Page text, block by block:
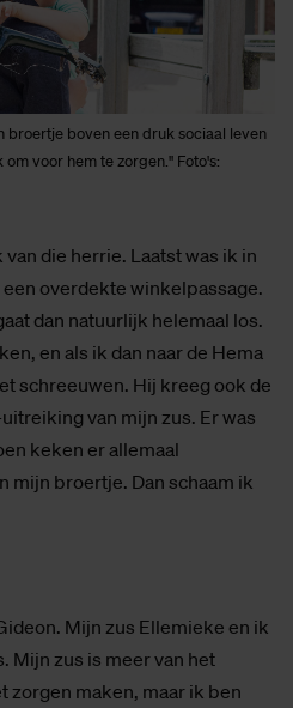
broertje boven een druk sociaal leven
voor hem te zorgen." Foto's:
die herrie. Laatst was ik in
overdekte winkelpassage.
dan natuurlijk helemaal los.
en als ik dan naar de Hema
schreeuwen. Hij kreeg ook de
van mijn zus. Er was
keken er allemaal
mijn broertje. Dan schaam ik
Mijn zus Ellemieke en ik
Mijn zus is meer van het
zorgen maken, maar ik ben